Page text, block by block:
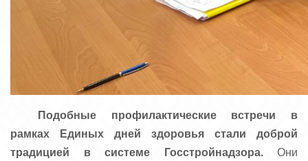
Подобные профилактические встречи в
рамках Единых дней здоровья стали доброй
традицией в системе Госстройнадзора.Они